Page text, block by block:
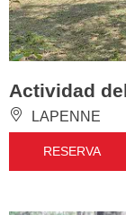
Actividad
LAPENNE
RESERVA